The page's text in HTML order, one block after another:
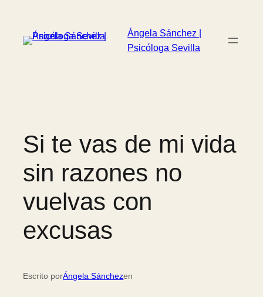
contenido
Ángela Sánchez |
Psicóloga Sevilla
Si te vas de mi vida
sin razones no
vuelvas con
excusas
Escrito porÁngela Sánchezen